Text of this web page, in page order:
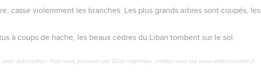
casse violemment les branches. Les plus grands arbres sont coupés, les
à coups de hache, les beaux cèdres du Liban tombent sur le sol.
autorisation. Pour vous procurer une Bible imprimée, rendez-vous sur www.editionsbiblio.fr